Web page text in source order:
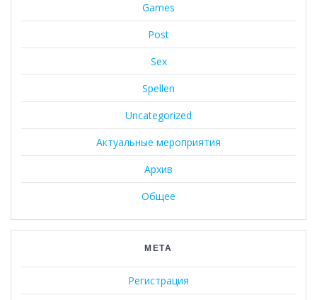
Games
Post
Sex
Spellen
Uncategorized
Актуальные мероприятия
Архив
Общее
МЕТА
Регистрация